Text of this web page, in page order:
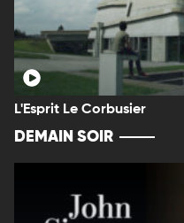
L'Esprit Le Corbusier
DEMAIN SOIR